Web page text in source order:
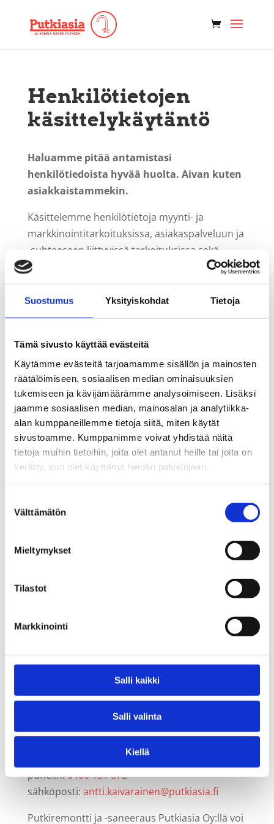
Suostumus Yksityiskohdat Tietoja
Tämä sivusto käyttää evästeitä
Käytämme evästeitä tarjoamamme sisällön ja mainosten
räätälöimiseen, sosiaalisen median ominaisuuksien
tukemiseen ja kävijämäärämme analysoimiseen. Lisäksi
jaamme sosiaalisen median, mainosalan ja analytiikka-
alan kumppaneillemme tietoja siitä, miten käytät
sivustoamme. Kumppanimme voivat yhdistää näitä
tietoja muihin tietoihin, joita olet antanut heille tai joita on
kerätty, kun olet käyttänyt heidän palvelujaan.
valinta
Välttämätön
Mieltymykset
Tilastot
Markkinointi
Salli kaikki
Salli valinta
Kiellä
Henkilötietojen
käsittelykäytäntö
Haluamme pitää antamistasi
henkilötiedoista hyvää huolta. Aivan kuten
asiakkaistammekin.
Käsittelemme henkilötietoja myynti- ja
markkinointitarkoituksissa, asiakaspalveluun ja
-suhteeseen liittyvissä tarkoituksissa sekä
asiakastyytyväisyyden ja palvelujemme
kehittämiseksi. Lähettäessäsi jonkin
verkkopalvelussamme olevan lomakkeen
antamasi tiedot siirtyvät käsiteltäväksemme.
Lomakkeilla ei ole sallittua lähettää alle 16-
vuotiaiden henkilöiden tietoja, mikäli
lomakkeen yhteydessä ei ole erikseen muuten
mainittu. Henkilötietoja käsitellään meidän ja
valittujen henkilötietojen käsittelijöiden
toimesta suojatuissa tietoturvallisissa
järjestelmissä.
Markkinointirekisteri
Tutustu markkinointitietojenrekisteri- ja
Lomakkeilta lähettämiesi tietojen lisäksi
verkkopalvelussamme tallennetaan selaimeesi
Mikäli katsot, että sinua koskevien tietojen
käsittelyssä rikotaan henkilötietojen käsittelyn
asetuksia, sinulla on oikeus tehdä valitus
Jäikö kysyttävää?
Mikäli henkilötietojen käsittelystä heräsi
kysyttävää, ole meihin rohkeasti yhteydessä.
puhelin:0400 151 672
sähköposti: antti.kaivarainen@putkiasia.fi
Putkiremontti ja -saneeraus Putkiasia Oy:llä voi